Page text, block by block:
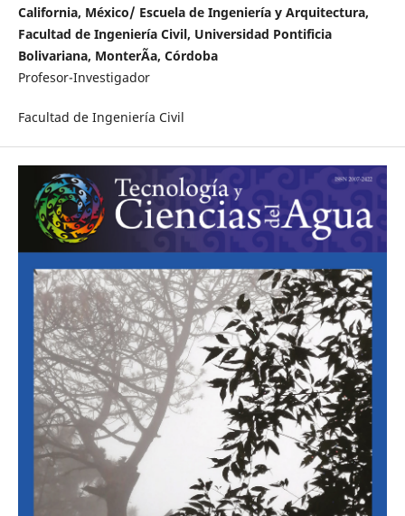
California, México/ Escuela de Ingeniería y Arquitectura,
Facultad de Ingeniería Civil, Universidad Pontificia
Bolivariana, MonterÃ­a, Córdoba
Profesor-Investigador
Facultad de Ingeniería Civil